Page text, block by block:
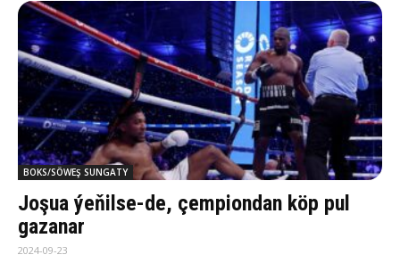
BOKS/SÖWEŞ SUNGATY
Joşua ýeňilse-de, çempiondan köp pul
gazanar
2024-09-23